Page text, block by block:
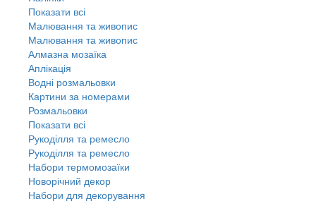
Показати всі
Малювання та живопис
Малювання та живопис
Алмазна мозаїка
Аплікація
Водні розмальовки
Картини за номерами
Розмальовки
Показати всі
Рукоділля та ремесло
Рукоділля та ремесло
Набори термомозаїки
Новорічний декор
Набори для декорування